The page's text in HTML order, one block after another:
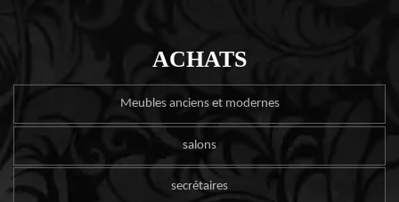
ACHATS
Meubles anciens et modernes
salons
secrétaires